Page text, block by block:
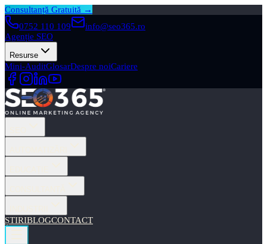
Consultanță Gratuită →
0752 110 109
info@seo365.ro
Agenție SEO
Resurse
Mini-AuditGlosarDespre noiCariere
ȘTIRIBLOGCONTACT